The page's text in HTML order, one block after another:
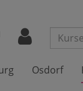
Osdorf